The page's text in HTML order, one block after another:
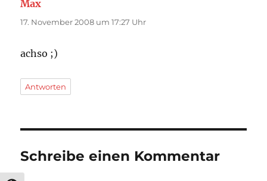
Max
17. November 2008 um 17:27 Uhr
achso ;)
Antworten
Schreibe einen Kommentar